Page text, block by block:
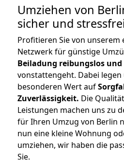
Umziehen von
sicher und
Profitieren Sie von unserem
Netzwerk für günstige
Beiladung reibungslos und
vonstattengeht. Dabei
besonderen Wert auf
Zuverlässigkeit. Die
Leistungen machen uns zu
für Ihren Umzug von Berlin
nun eine kleine Wohnung
umziehen, wir haben die
Sie.